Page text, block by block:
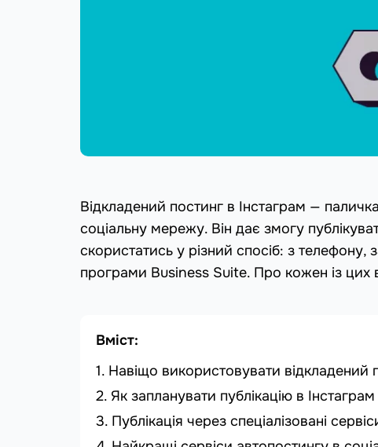
Відкладений постинг в Інстаграм —
соціальну мережу. Він дає змогу
скористатись у різний спосіб: з
програми Business Suite. Про кожен із цих
Вміст:
Навіщо використовувати відкладений
Як запланувати публікацію в Інстаграм
Публікація через спеціалізовані